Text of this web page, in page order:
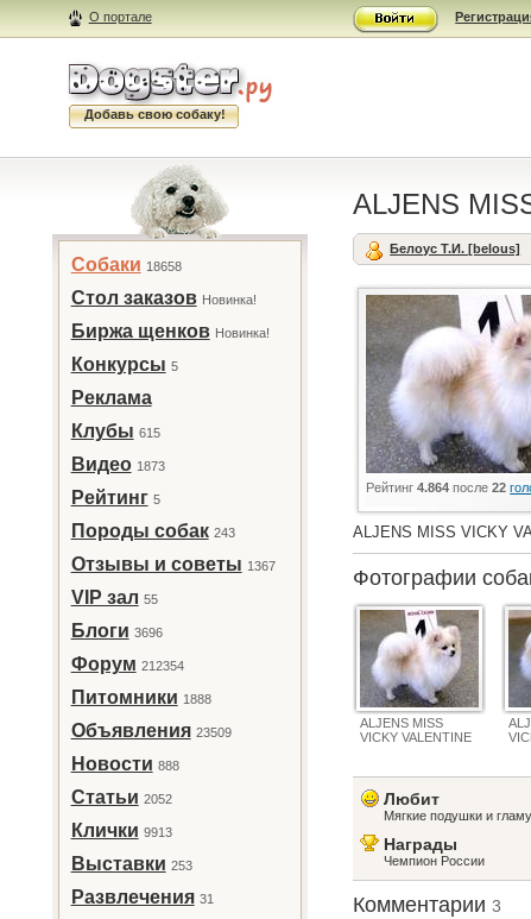
О портале
Добавь свою собаку!
Собаки 18658
Стол заказов Новинка!
Биржа щенков Новинка!
Конкурсы 5
Реклама
Клубы 615
Видео 1873
Рейтинг 5
Породы собак 243
Отзывы и советы 1367
VIP зал 55
Блоги 3696
Форум 212354
Питомники 1888
Объявления 23509
Новости 888
Статьи 2052
Клички 9913
Выставки 253
Развлечения 31
ALJENS
Белоус Т.И. [belous]
Рейтинг4.864 после22
ALJENS MISS VICKY
Фотографии
ALJENS MISS
VICKY VALENTINE
Любит
Мягкие подушки и
Награды
Чемпион России
Комментарии3